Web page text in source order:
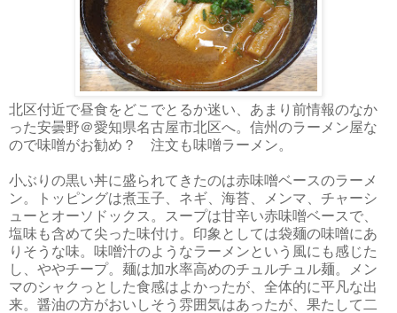
北区付近で昼食をどこでとるか迷い、あまり前情報のなか
った安曇野＠愛知県名古屋市北区へ。信州のラーメン屋な
ので味噌がお勧め？ 注文も味噌ラーメン。
小ぶりの黒い丼に盛られてきたのは赤味噌ベースのラーメ
ン。トッピングは煮玉子、ネギ、海苔、メンマ、チャーシ
ューとオーソドックス。スープは甘辛い赤味噌ベースで、
塩味も含めて尖った味付け。印象としては袋麺の味噌にあ
りそうな味。味噌汁のようなラーメンという風にも感じた
し、ややチープ。麺は加水率高めのチュルチュル麺。メン
マのシャクっとした食感はよかったが、全体的に平凡な出
来。醤油の方がおいしそう雰囲気はあったが、果たして二